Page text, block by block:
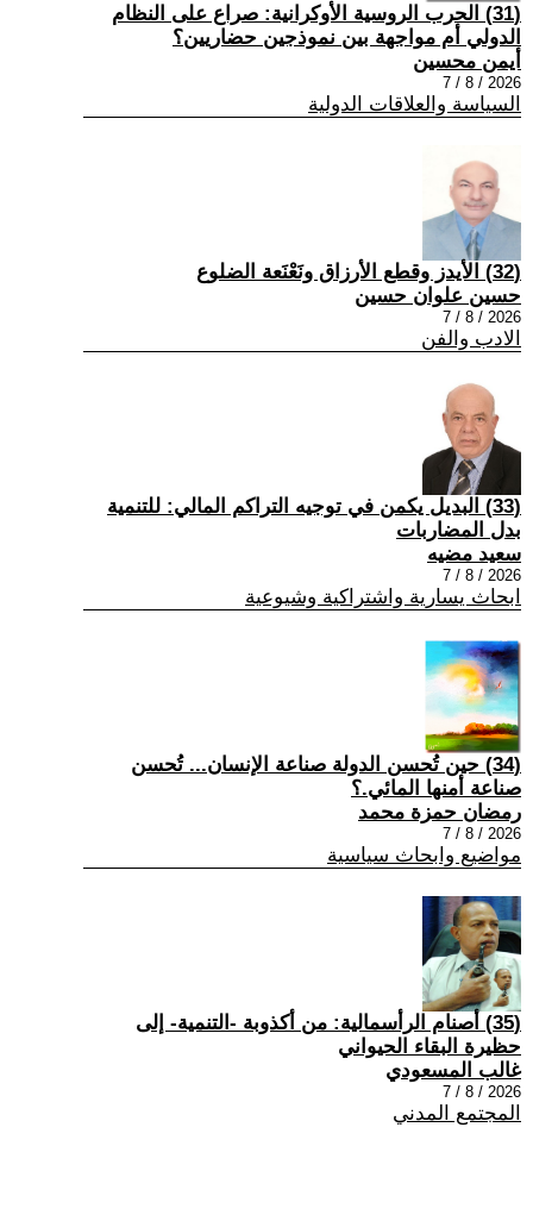
(31) الحرب الروسية الأوكرانية: صراع على النظام
الدولي أم مواجهة بين نموذجين حضاريين؟
أيمن محسين
2026 / 8 / 7
السياسة والعلاقات الدولية
(32) الأيدز وقطع الأرزاق ونَعْنَعة الضلوع
حسين علوان حسين
2026 / 8 / 7
الادب والفن
(33) البديل يكمن في توجيه التراكم المالي: للتنمية
بدل المضاربات
سعيد مضيه
2026 / 8 / 7
ابحاث يسارية واشتراكية وشيوعية
(34) حين تُحسن الدولة صناعة الإنسان... تُحسن
صناعة أمنها المائي.؟
رمضان حمزة محمد
2026 / 8 / 7
مواضيع وابحاث سياسية
(35) أصنام الرأسمالية: من أكذوبة -التنمية- إلى
حظيرة البقاء الحيواني
غالب المسعودي
2026 / 8 / 7
المجتمع المدني